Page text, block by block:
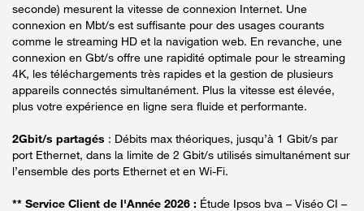
seconde) mesurent la vitesse de connexion Internet. Une
connexion en Mbt/s est suffisante pour des usages courants
comme le streaming HD et la navigation web. En revanche, une
connexion en Gbt/s offre une rapidité optimale pour le streaming
4K, les téléchargements très rapides et la gestion de plusieurs
appareils connectés simultanément. Plus la vitesse est élevée,
plus votre expérience en ligne sera fluide et performante.
2Gbit/s partagés : Débits max théoriques, jusqu’à 1 Gbit/s par
port Ethernet, dans la limite de 2 Gbit/s utilisés simultanément sur
l’ensemble des ports Ethernet et en Wi-Fi.
** Service Client de l'Année 2026 : Étude Ipsos bva – Viséo CI –